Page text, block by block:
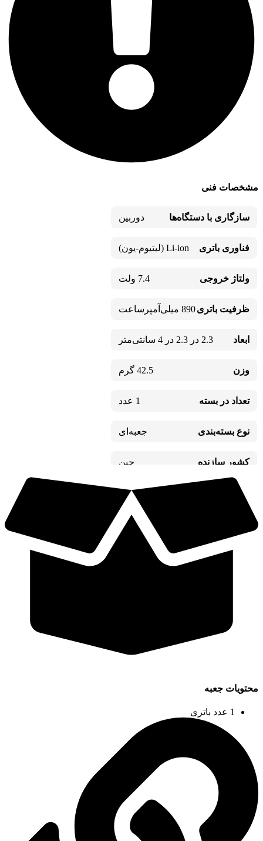
مشخصات فنی
سازگاری با دستگاه‌ها دوربین
فناوری باتری Li-ion (لیتیوم-یون)
ولتاژ خروجی 7.4 ولت
ظرفیت باتری890 میلی‌آمپرساعت
ابعاد 2.3 در 2.3 در 4 سانتی‌متر
وزن 42.5 گرم
تعداد در بسته 1 عدد
نوع بسته‌بندی جعبه‌ای
کشور سازنده چین
محتویات جعبه
1 عدد باتری